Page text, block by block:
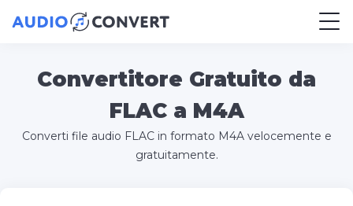
Convertitore Gratuito da
FLAC a M4A
Converti file audio FLAC in formato M4A velocemente e
gratuitamente.